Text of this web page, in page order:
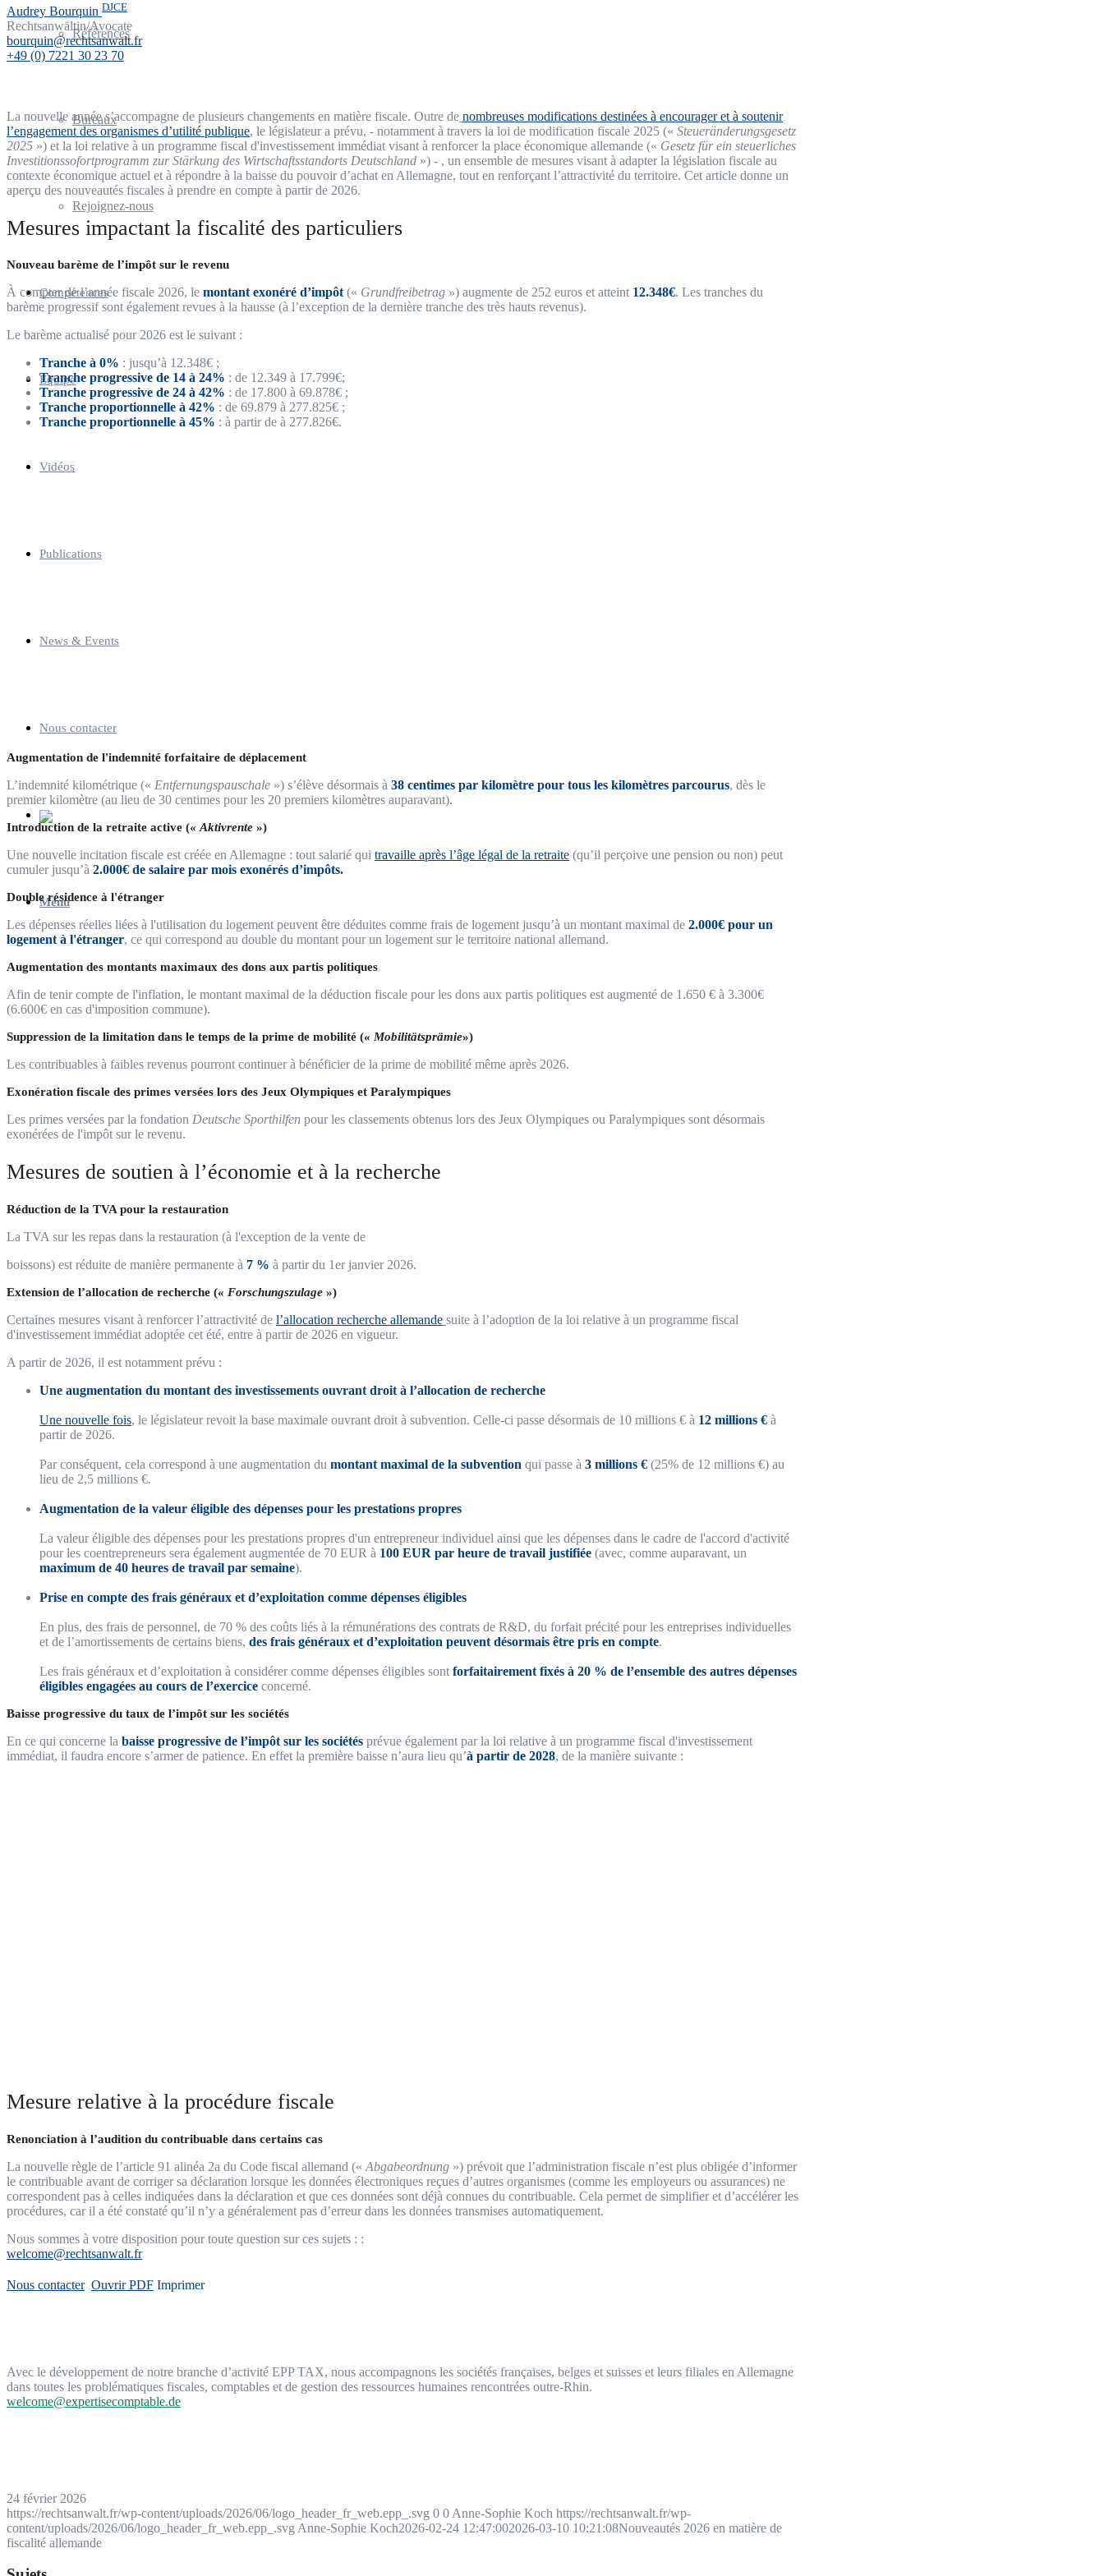
Références
Bureaux
Rejoignez-nous
Compétences
Equipe
Vidéos
Publications
News & Events
Nous contacter
Menu
Audrey Bourquin DJCE
Rechtsanwältin/Avocate
bourquin@rechtsanwalt.fr
+49 (0) 7221 30 23 70
La nouvelle année s’accompagne de plusieurs changements en matière fiscale. Outre de nombreuses modifications destinées à encourager et à soutenir
l’engagement des organismes d’utilité publique, le législateur a prévu, - notamment à travers la loi de modification fiscale 2025 (« Steueränderungsgesetz
2025 ») et la loi relative à un programme fiscal d'investissement immédiat visant à renforcer la place économique allemande (« Gesetz für ein steuerliches
Investitionssofortprogramm zur Stärkung des Wirtschaftsstandorts Deutschland ») - , un ensemble de mesures visant à adapter la législation fiscale au
contexte économique actuel et à répondre à la baisse du pouvoir d’achat en Allemagne, tout en renforçant l’attractivité du territoire. Cet article donne un
aperçu des nouveautés fiscales à prendre en compte à partir de 2026.
Mesures impactant la fiscalité des particuliers
Nouveau barème de l’impôt sur le revenu
À compter de l’année fiscale 2026, le montant exonéré d’impôt (« Grundfreibetrag ») augmente de 252 euros et atteint 12.348€. Les tranches du
barème progressif sont également revues à la hausse (à l’exception de la dernière tranche des très hauts revenus).
Le barème actualisé pour 2026 est le suivant :
Tranche à 0% : jusqu’à 12.348€ ;
Tranche progressive de 14 à 24% : de 12.349 à 17.799€;
Tranche progressive de 24 à 42% : de 17.800 à 69.878€ ;
Tranche proportionnelle à 42% : de 69.879 à 277.825€ ;
Tranche proportionnelle à 45% : à partir de à 277.826€.
Augmentation de l'indemnité forfaitaire de déplacement
L’indemnité kilométrique (« Entfernungspauschale ») s’élève désormais à 38 centimes par kilomètre pour tous les kilomètres parcourus, dès le
premier kilomètre (au lieu de 30 centimes pour les 20 premiers kilomètres auparavant).
Introduction de la retraite active («Aktivrente »)
Une nouvelle incitation fiscale est créée en Allemagne : tout salarié qui travaille après l’âge légal de la retraite (qu’il perçoive une pension ou non) peut
cumuler jusqu’à 2.000€ de salaire par mois exonérés d’impôts.
Double résidence à l'étranger
Les dépenses réelles liées à l'utilisation du logement peuvent être déduites comme frais de logement jusqu’à un montant maximal de 2.000€ pour un
logement à l'étranger, ce qui correspond au double du montant pour un logement sur le territoire national allemand.
Augmentation des montants maximaux des dons aux partis politiques
Afin de tenir compte de l'inflation, le montant maximal de la déduction fiscale pour les dons aux partis politiques est augmenté de 1.650 € à 3.300€
(6.600€ en cas d'imposition commune).
Suppression de la limitation dans le temps de la prime de mobilité (« Mobilitätsprämie»)
Les contribuables à faibles revenus pourront continuer à bénéficier de la prime de mobilité même après 2026.
Exonération fiscale des primes versées lors des Jeux Olympiques et Paralympiques
Les primes versées par la fondation Deutsche Sporthilfen pour les classements obtenus lors des Jeux Olympiques ou Paralympiques sont désormais
exonérées de l'impôt sur le revenu.
Mesures de soutien à l’économie et à la recherche
Réduction de la TVA pour la restauration
La TVA sur les repas dans la restauration (à l'exception de la vente de
boissons) est réduite de manière permanente à 7 % à partir du 1er janvier 2026.
Extension de l’allocation de recherche (« Forschungszulage »)
Certaines mesures visant à renforcer l’attractivité de l’allocation recherche allemande suite à l’adoption de la loi relative à un programme fiscal
d'investissement immédiat adoptée cet été, entre à partir de 2026 en vigueur.
A partir de 2026, il est notamment prévu :
Une augmentation du montant des investissements ouvrant droit à l’allocation de recherche
Une nouvelle fois, le législateur revoit la base maximale ouvrant droit à subvention. Celle-ci passe désormais de 10 millions € à 12 millions € à
partir de 2026.
Par conséquent, cela correspond à une augmentation du montant maximal de la subvention qui passe à 3 millions € (25% de 12 millions €) au
lieu de 2,5 millions €.
Augmentation de la valeur éligible des dépenses pour les prestations propres
La valeur éligible des dépenses pour les prestations propres d'un entrepreneur individuel ainsi que les dépenses dans le cadre de l'accord d'activité
pour les coentrepreneurs sera également augmentée de 70 EUR à 100 EUR par heure de travail justifiée (avec, comme auparavant, un
maximum de 40 heures de travail par semaine).
Prise en compte des frais généraux et d’exploitation comme dépenses éligibles
En plus, des frais de personnel, de 70 % des coûts liés à la rémunérations des contrats de R&D, du forfait précité pour les entreprises individuelles
et de l’amortissements de certains biens, des frais généraux et d’exploitation peuvent désormais être pris en compte.
Les frais généraux et d’exploitation à considérer comme dépenses éligibles sont forfaitairement fixés à 20 % de l’ensemble des autres dépenses
éligibles engagées au cours de l’exercice concerné.
Baisse progressive du taux de l’impôt sur les sociétés
En ce qui concerne la baisse progressive de l’impôt sur les sociétés prévue également par la loi relative à un programme fiscal d'investissement
immédiat, il faudra encore s’armer de patience. En effet la première baisse n’aura lieu qu’à partir de 2028, de la manière suivante :
Mesure relative à la procédure fiscale
Renonciation à l’audition du contribuable dans certains cas
La nouvelle règle de l’article 91 alinéa 2a du Code fiscal allemand (« Abgabeordnung ») prévoit que l’administration fiscale n’est plus obligée d’informer
le contribuable avant de corriger sa déclaration lorsque les données électroniques reçues d’autres organismes (comme les employeurs ou assurances) ne
correspondent pas à celles indiquées dans la déclaration et que ces données sont déjà connues du contribuable. Cela permet de simplifier et d’accélérer les
procédures, car il a été constaté qu’il n’y a généralement pas d’erreur dans les données transmises automatiquement.
Nous sommes à votre disposition pour toute question sur ces sujets : :
welcome@rechtsanwalt.fr
Nous contacter Ouvrir PDF Imprimer
Avec le développement de notre branche d’activité EPP TAX, nous accompagnons les sociétés françaises, belges et suisses et leurs filiales en Allemagne
dans toutes les problématiques fiscales, comptables et de gestion des ressources humaines rencontrées outre-Rhin.
welcome@expertisecomptable.de
24 février 2026
https://rechtsanwalt.fr/wp-content/uploads/2026/06/logo_header_fr_web.epp_.svg 0 0 Anne-Sophie Koch https://rechtsanwalt.fr/wp-
content/uploads/2026/06/logo_header_fr_web.epp_.svg Anne-Sophie Koch2026-02-24 12:47:002026-03-10 10:21:08Nouveautés 2026 en matière de
fiscalité allemande